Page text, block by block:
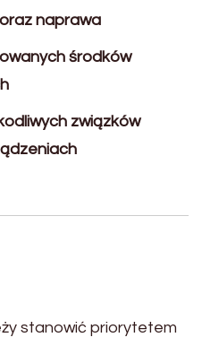
naprawa
środków
związków
stanowić priorytetem